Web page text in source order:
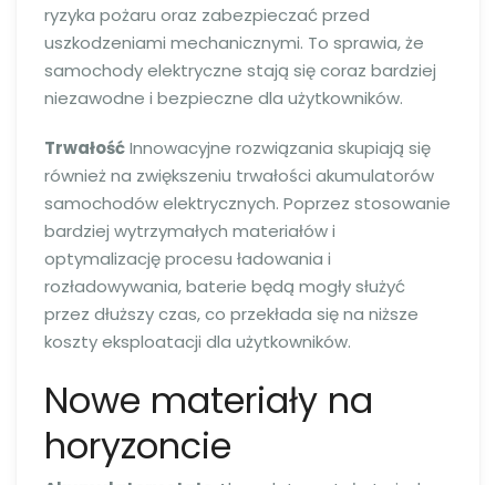
ryzyka pożaru oraz zabezpieczać przed
uszkodzeniami mechanicznymi. To sprawia, że
samochody elektryczne stają się coraz bardziej
niezawodne i bezpieczne dla użytkowników.
TrwałośćInnowacyjne rozwiązania skupiają się
również na zwiększeniu trwałości akumulatorów
samochodów elektrycznych. Poprzez stosowanie
bardziej wytrzymałych materiałów i
optymalizację procesu ładowania i
rozładowywania, baterie będą mogły służyć
przez dłuższy czas, co przekłada się na niższe
koszty eksploatacji dla użytkowników.
Nowe materiały na
horyzoncie